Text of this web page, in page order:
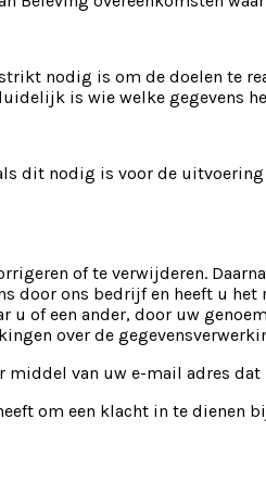
nodig is om de doelen te
is wie welke gegevens
dit nodig is voor de
of te verwijderen.
door ons bedrijf en heeft u
u of een ander, door uw
over de
van uw e-mail adres dat
om een klacht in te dienen